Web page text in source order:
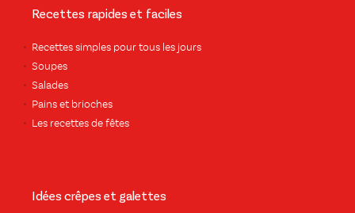
Recettes rapides et faciles
Recettes simples pour tous les jours
Soupes
Salades
Pains et brioches
Les recettes de fêtes
Idées crêpes et galettes